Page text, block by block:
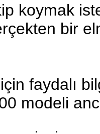
koymak
bir
faydalı
modeli